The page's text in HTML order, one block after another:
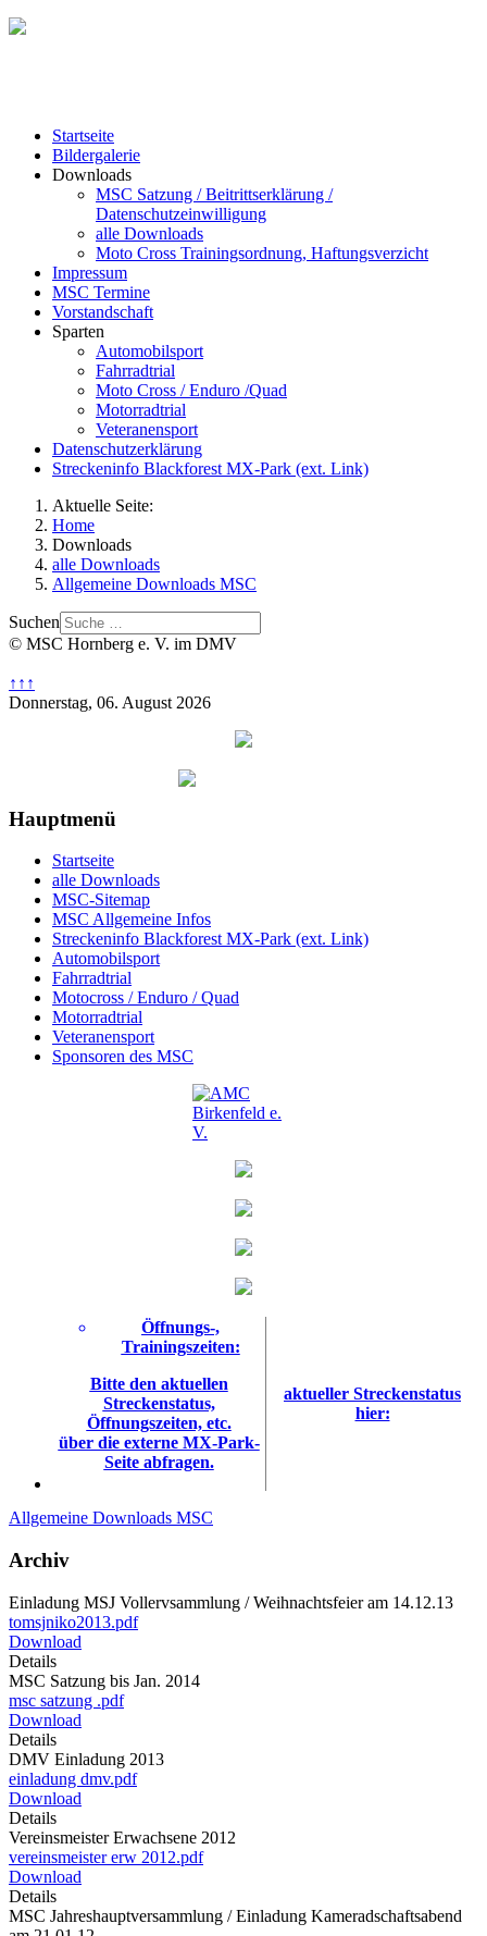
Startseite
Bildergalerie
Downloads
MSC Satzung / Beitrittserklärung /
Datenschutzeinwilligung
alle Downloads
Moto Cross Trainingsordnung, Haftungsverzicht
Impressum
MSC Termine
Vorstandschaft
Sparten
Automobilsport
Fahrradtrial
Moto Cross / Enduro /Quad
Motorradtrial
Veteranensport
Datenschutzerklärung
Streckeninfo Blackforest MX-Park (ext. Link)
Aktuelle Seite:
Home
Downloads
alle Downloads
Allgemeine Downloads MSC
Suchen
© MSC Hornberg e. V. im DMV
↑↑↑
Donnerstag, 06. August 2026
Hauptmenü
Startseite
alle Downloads
MSC-Sitemap
MSC Allgemeine Infos
Streckeninfo Blackforest MX-Park (ext. Link)
Automobilsport
Fahrradtrial
Motocross / Enduro / Quad
Motorradtrial
Veteranensport
Sponsoren des MSC
Öffnungs-,
Trainingszeiten:
Bitte den aktuellen
Streckenstatus,
Öffnungszeiten, etc.
über die externe MX-Park-
Seite abfragen.
aktueller Streckenstatus
hier:
Allgemeine Downloads MSC
Archiv
Einladung MSJ Vollervsammlung / Weihnachtsfeier am 14.12.13
tomsjniko2013.pdf
Download
Details
MSC Satzung bis Jan. 2014
msc satzung .pdf
Download
Details
DMV Einladung 2013
einladung dmv.pdf
Download
Details
Vereinsmeister Erwachsene 2012
vereinsmeister erw 2012.pdf
Download
Details
MSC Jahreshauptversammlung / Einladung Kameradschaftsabend